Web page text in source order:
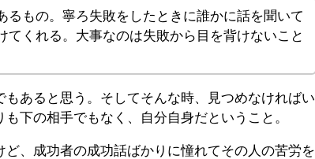
るもの。寧ろ失敗をしたときに誰かに話を聞いて
てくれる。大事なのは失敗から目を背けないこと
あると思う。そしてそんな時、見つめなければい
下の相手でもなく、自分自身だということ。
、成功者の成功話ばかりに憧れてその人の苦労を